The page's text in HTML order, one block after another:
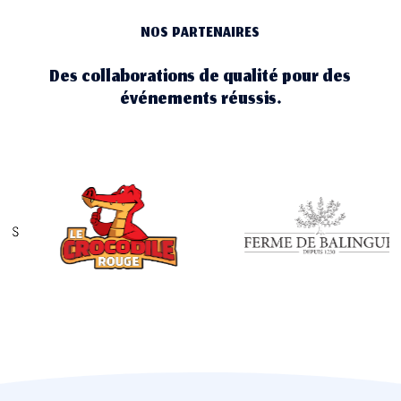
NOS PARTENAIRES
Des collaborations de qualité pour des
événements réussis.